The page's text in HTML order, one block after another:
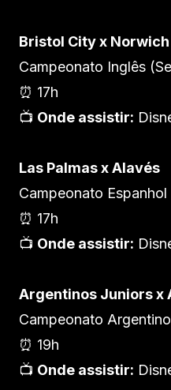
Bristol City x Norwich
Campeonato Inglês
⏰ 17h
📺 Onde assistir:
Las Palmas x Alavés
Campeonato Espanhol
⏰ 17h
📺 Onde assistir:
Argentinos Juniors x
Campeonato Argentino
⏰ 19h
📺 Onde assistir: